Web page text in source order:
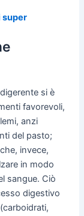
super
si è
favorevoli,
anzi
del pasto;
invece,
in modo
sangue. Ciò
digestivo